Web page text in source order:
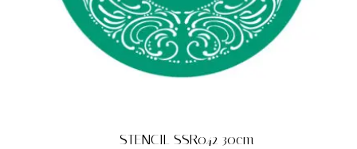
STENCIL SSR042 30cm